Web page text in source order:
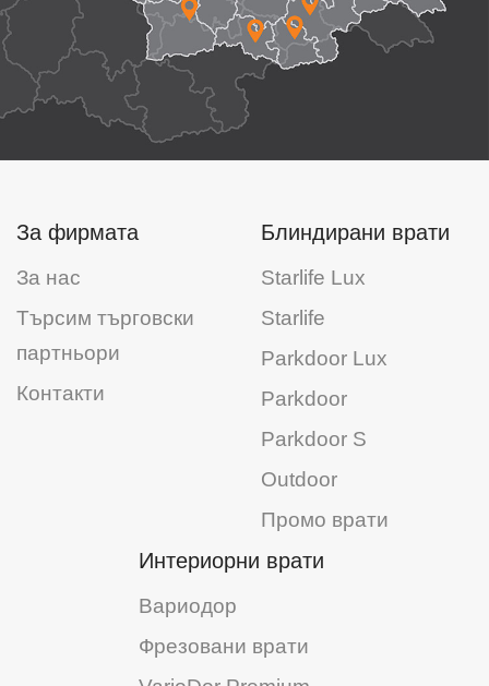
За фирмата
За нас
Търсим търговски
партньори
Контакти
Блиндирани врати
Starlife Lux
Starlife
Parkdoor Lux
Parkdoor
Parkdoor S
Outdoor
Промо врати
Интериорни врати
Вариодор
Фрезовани врати